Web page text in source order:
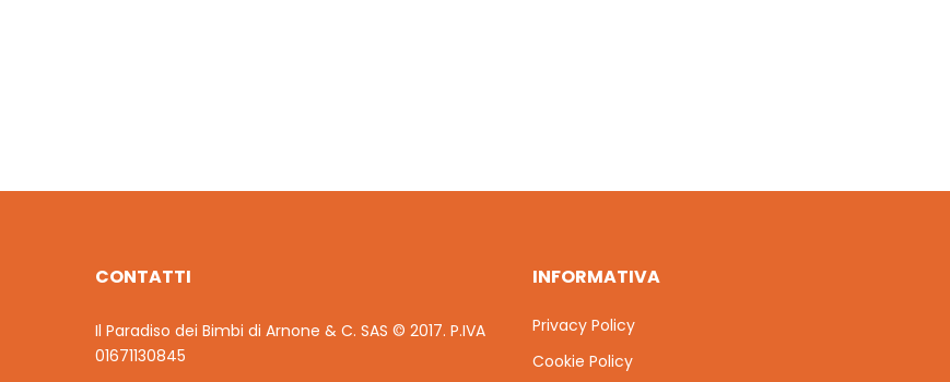
CONTATTI
Il Paradiso dei Bimbi di Arnone & C. SAS © 2017. P.IVA
01671130845
INFORMATIVA
Privacy Policy
Cookie Policy